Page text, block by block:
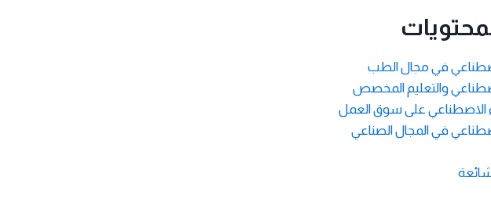
في مجال الطب
والتعليم المخصص
الاصطناعي على سوق العمل
في المجال الصناعي